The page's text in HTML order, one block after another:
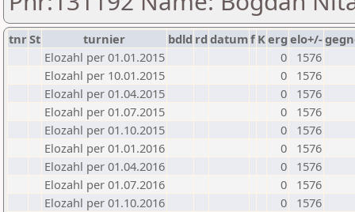
tnrSt turnier bdld rd datumf Kerg elo+/-
Elozahl per 01.01.2015
0
1576
Elozahl per 10.01.2015
0
1576
Elozahl per 01.04.2015
0
1576
Elozahl per 01.07.2015
0
1576
Elozahl per 01.10.2015
0
1576
Elozahl per 01.01.2016
0
1576
Elozahl per 01.04.2016
0
1576
Elozahl per 01.07.2016
0
1576
Elozahl per 01.10.2016
0
1576